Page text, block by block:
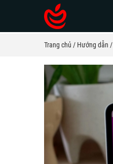
Macbook Pro 2026
Macbook Pro 2025
Macbook Pro 2024
Macbook Pro 2023
Macbook Pro 2022
Trang chủ Hướng dẫn